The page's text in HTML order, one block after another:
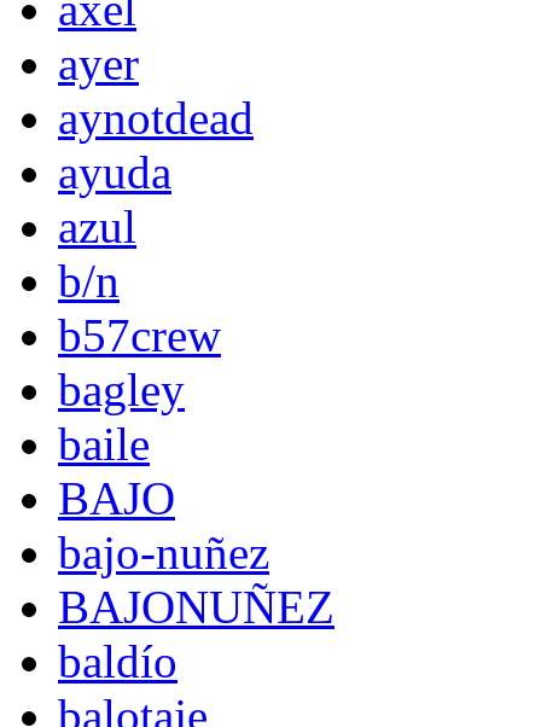
ayer
aynotdead
ayuda
azul
b/n
b57crew
bagley
baile
BAJO
bajo-nuñez
BAJONUÑEZ
baldío
balotaje